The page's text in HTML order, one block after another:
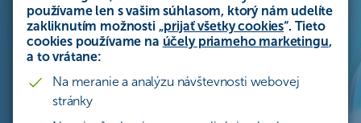
používame len s vašim súhlasom, ktorý nám udelíte
zakliknutím možnosti „prijať všetky cookies“. Tieto
cookies používame na účely priameho marketingu,
a to vrátane:
Na meranie a analýzu návštevnosti webovej
stránky
Informácie zo sveta financií jasne a zrozumiteľne. Prečítajte si
články, ktoré zefektívnia váš každodenný život.